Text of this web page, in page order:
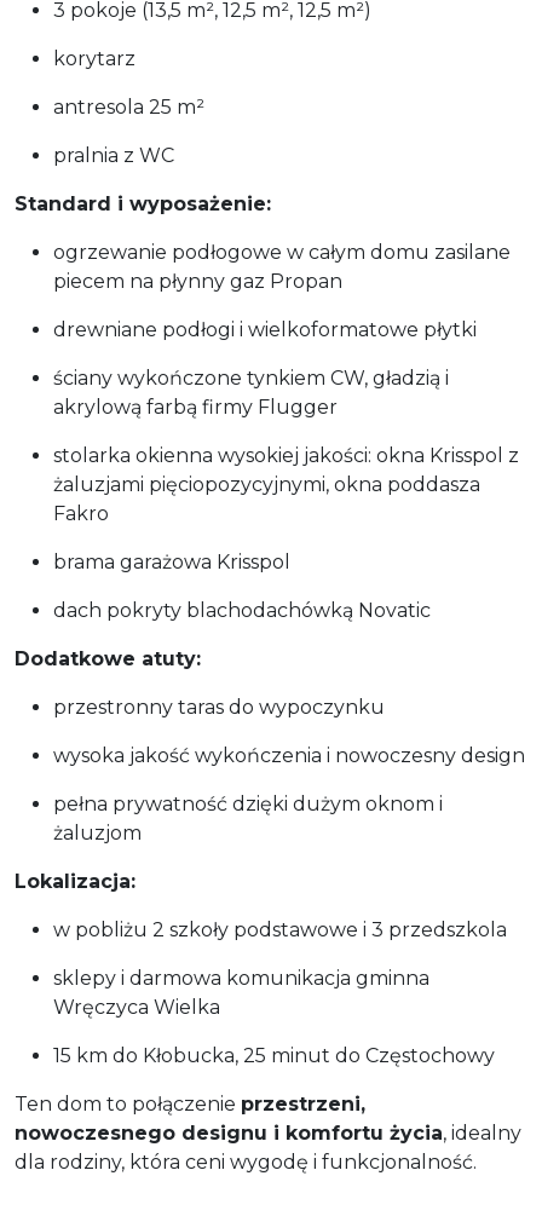
3 pokoje (13,5 m², 12,5 m², 12,5 m²)
korytarz
antresola 25 m²
pralnia z WC
Standard i wyposażenie:
ogrzewanie podłogowe w całym domu zasilane
piecem na płynny gaz Propan
drewniane podłogi i wielkoformatowe płytki
ściany wykończone tynkiem CW, gładzią i
akrylową farbą firmy Flugger
stolarka okienna wysokiej jakości: okna Krisspol z
żaluzjami pięciopozycyjnymi, okna poddasza
Fakro
brama garażowa Krisspol
dach pokryty blachodachówką Novatic
Dodatkowe atuty:
przestronny taras do wypoczynku
wysoka jakość wykończenia i nowoczesny design
pełna prywatność dzięki dużym oknom i
żaluzjom
Lokalizacja:
w pobliżu 2 szkoły podstawowe i 3 przedszkola
sklepy i darmowa komunikacja gminna
Wręczyca Wielka
15 km do Kłobucka, 25 minut do Częstochowy
Ten dom to połączenie przestrzeni,
nowoczesnego designu i komfortu życia, idealny
dla rodziny, która ceni wygodę i funkcjonalność.